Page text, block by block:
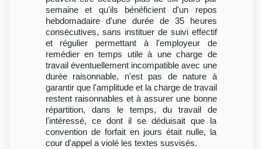
semaine et qu'ils bénéficient d'un repos
hebdomadaire d'une durée de 35 heures
consécutives, sans instituer de suivi effectif
et régulier permettant à l'employeur de
remédier en temps utile à une charge de
travail éventuellement incompatible avec une
durée raisonnable, n'est pas de nature à
garantir que l'amplitude et la charge de travail
restent raisonnables et à assurer une bonne
répartition, dans le temps, du travail de
l'intéressé, ce dont il se déduisait que la
convention de forfait en jours était nulle, la
cour d'appel a violé les textes susvisés.